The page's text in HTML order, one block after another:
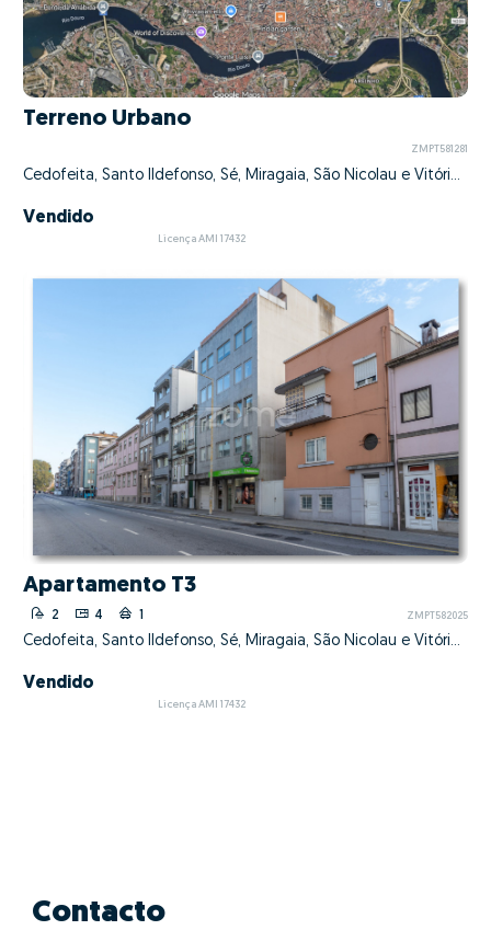
Terreno Urbano
ZMPT581281
Cedofeita, Santo Ildefonso, Sé, Miragaia, São Nicolau e Vitória, Porto, Porto
Vendido
Licença AMI 17432
Apartamento T3
2 4 1 ZMPT582025
Cedofeita, Santo Ildefonso, Sé, Miragaia, São Nicolau e Vitória, Porto, Porto
Vendido
Licença AMI 17432
Contacto